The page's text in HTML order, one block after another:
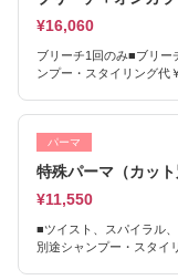
¥16,060
ブリーチ1回のみ■ブリー
ンプー・スタイリング代
パーマ
特殊パーマ（カット
¥11,550
■ツイスト、スパイラル
別途シャンプー・スタイ